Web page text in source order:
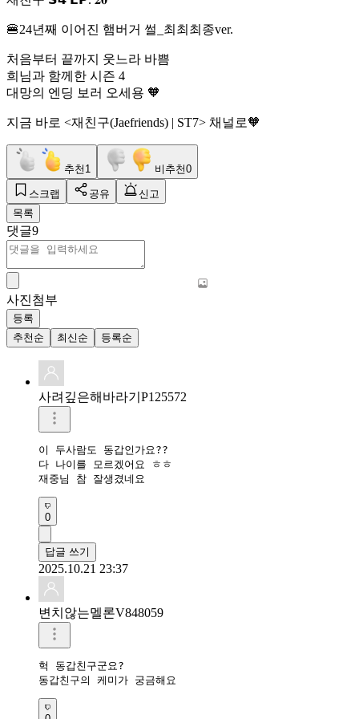
🍔24년째 이어진 햄버거 썰_최최최종ver.
처음부터 끝까지 웃느라 바쁨
희님과 함께한 시즌 4
대망의 엔딩 보러 오세용 🧡
지금 바로 <재친구(Jaefriends) | ST7> 채널로🧡
추천 1 비추천0
스크랩 공유
신고
목록
댓글9
사진첨부
등록
추천순
최신순 등록순
사려깊은해바라기P125572
이 두사람도 동갑인가요??
다 나이를 모르겠어요 ㅎㅎ
재중님 참 잘생겼네요
0
답글 쓰기
2025.10.21 23:37
변치않는멜론V848059
헉 동갑친구군요?
동갑친구의 케미가 궁금해요